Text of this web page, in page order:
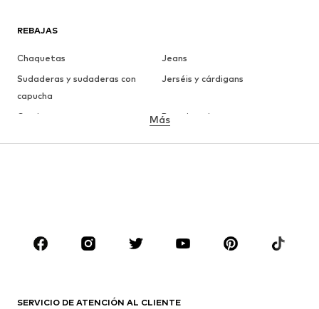
REBAJAS
Chaquetas
Jeans
Sudaderas y sudaderas con
capucha
Jerséis y cárdigans
Camisetas
Ropa interior
ROPA
Camisetas
Jeans
Más
SERVICIO DE ATENCIÓN AL CLIENTE